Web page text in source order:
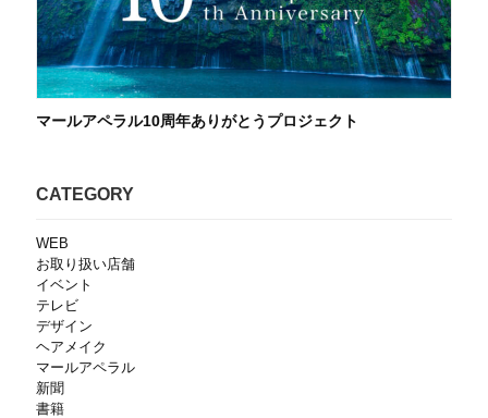
マールアペラル10周年ありがとうプロジェクト
CATEGORY
WEB
お取り扱い店舗
イベント
テレビ
デザイン
ヘアメイク
マールアペラル
新聞
書籍